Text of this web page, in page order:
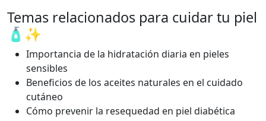
Temas relacionados para cuidar tu piel
🧴✨
Importancia de la hidratación diaria en pieles
sensibles
Beneficios de los aceites naturales en el cuidado
cutáneo
Cómo prevenir la resequedad en piel diabética